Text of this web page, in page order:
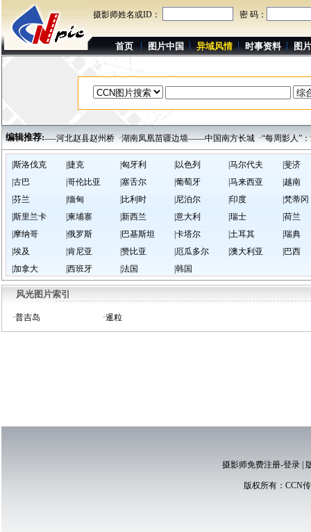
摄影师姓名或ID： 密 码：
首页 图片中国 异域风情 时事资料 图
编辑推荐:
第一桥——河北赵县赵州桥 ·湖南凤凰苗疆边墙——中国南方长城 ·“每周影人”：
|斯洛伐克 |捷克 |匈牙利 |以色列 |马尔代夫
|斐济
|古巴
|哥伦比亚 |塞舌尔 |葡萄牙 |马来西亚
|越南
|芬兰
|缅甸 |比利时 |尼泊尔 |印度
|梵蒂冈
|斯里兰卡
|柬埔寨 |新西兰 |意大利 |瑞士
|荷兰
|摩纳哥
|俄罗斯 |巴基斯坦 |卡塔尔 |土耳其
|瑞典
|埃及
|肯尼亚 |赞比亚 |厄瓜多尔 |澳大利亚
|巴西
|加拿大
|西班牙 |法国 |韩国
风光图片索引
·普吉岛 ·暹粒
摄影师免费注册-登录|
版权所有： CCN